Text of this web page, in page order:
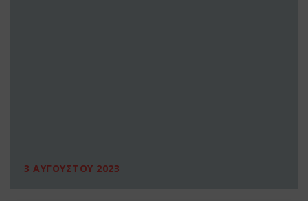
3 ΑΥΓΟΥΣΤΟΥ 2023